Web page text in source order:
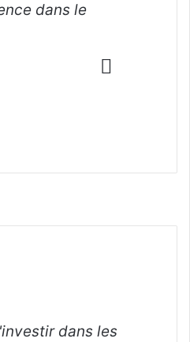
dans le
dans les